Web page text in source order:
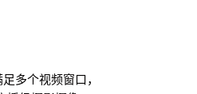
多个视频窗口，